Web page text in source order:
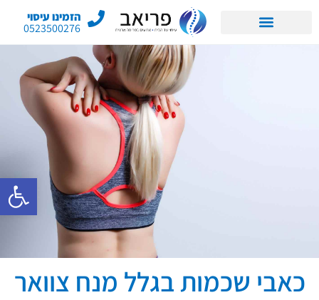
פתח
הזמינו עיסוי
0523500276
כאבי שכמות בגלל מנח צוואר